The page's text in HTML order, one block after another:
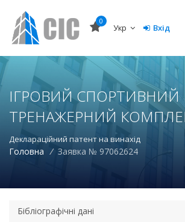
0
Укр Вхід
ІГРОВИЙ СПОРТИВНИЙ
ТРЕНАЖЕРНИЙ
Деклараційний патент на винахід
Головна / Заявка № 97062624
Бібліографічні дані